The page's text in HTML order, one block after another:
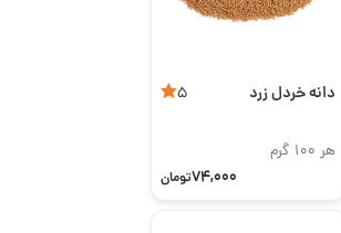
دانه خردل زرد 5
هر 100 گرم
74,000تومان